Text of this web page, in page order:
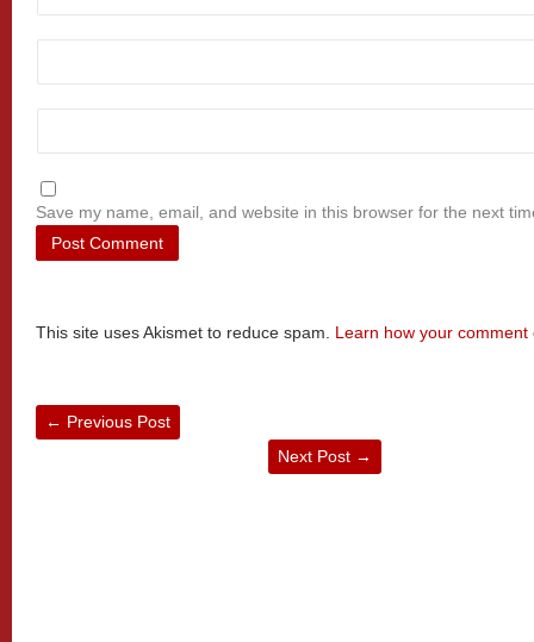
Save my name, email, and website in this browser for the next
This site uses Akismet to reduce spam. Learn how your
← Previous Post
Next Post →